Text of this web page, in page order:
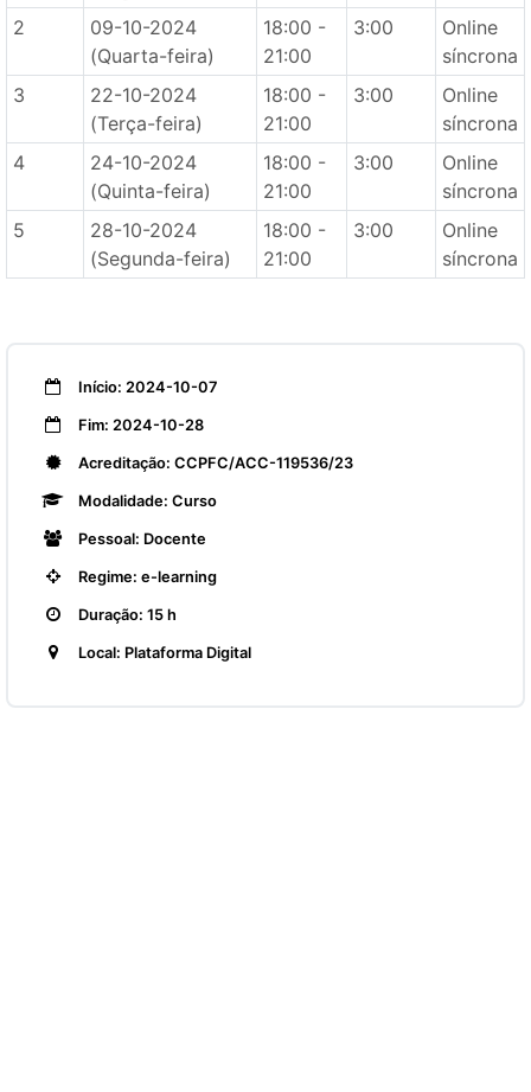
2
09-10-2024
(Quarta-feira)
18:00 -
21:00
3:00
Online
síncrona
3
22-10-2024
(Terça-feira)
18:00 -
21:00
3:00
Online
síncrona
4
24-10-2024
(Quinta-feira)
18:00 -
21:00
3:00
Online
síncrona
5
28-10-2024
(Segunda-feira)
18:00 -
21:00
3:00
Online
síncrona
Início: 2024-10-07
Fim: 2024-10-28
Acreditação: CCPFC/ACC-119536/23
Modalidade: Curso
Pessoal: Docente
Regime: e-learning
Duração: 15 h
Local: Plataforma Digital